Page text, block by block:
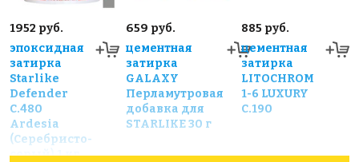
1952 руб.
эпоксидная
затирка
Starlike
Defender
С.480
Ardesia
(Серебристо-
серый) 1 кг
659 руб.
цементная
затирка
GALAXY
Перламутровая
добавка для
STARLIKE 30 г
885 руб.
цементная
затирка
LITOCHROM
1-6 LUXURY
C.190